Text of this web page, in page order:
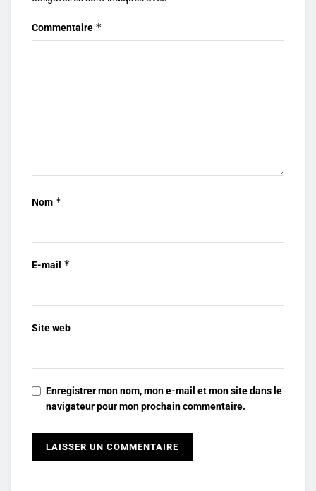
Commentaire *
Nom *
E-mail *
Site web
Enregistrer mon nom, mon e-mail et mon site dans le
navigateur pour mon prochain commentaire.